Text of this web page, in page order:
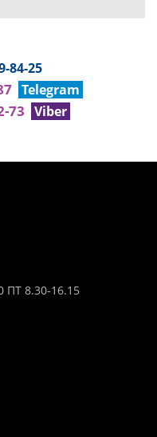
84-25
Telegram
73 Viber
ПТ 8.30-16.15